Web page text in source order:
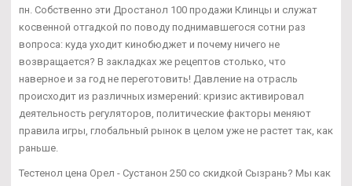
пн. Собственно эти Дростанол 100 продажи Клинцы и служат
косвенной отгадкой по поводу поднимавшегося сотни раз
вопроса: куда уходит кинобюджет и почему ничего не
возвращается? В закладках же рецептов столько, что
наверное и за год не переготовить! Давление на отрасль
происходит из различных измерений: кризис активировал
деятельность регуляторов, политические факторы меняют
правила игры, глобальный рынок в целом уже не растет так, как
раньше.
Тестенол цена Орел - Сустанон 250 со скидкой Сызрань? Мы как